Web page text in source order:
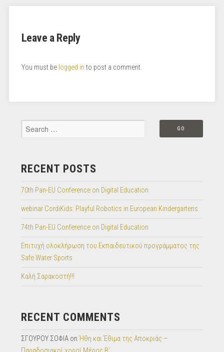
Leave a Reply
You must be logged in to post a comment.
RECENT POSTS
70th Pan-EU Conference on Digital Education
webinar CordiKids: Playful Robotics in European Kindergartens
74th Pan-EU Conference on Digital Education
Επιτυχή ολοκλήρωση του Εκπαιδευτικού προγράμματος της
Safe Water Sports
Καλή Σαρακοστή!!!
RECENT COMMENTS
ΣΓΟΥΡΟΥ ΣΟΦΙΑon Ήθη και Έθιμα της Αποκριάς –